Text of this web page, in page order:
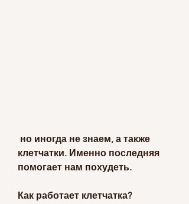
клетчатки. Именно последняя
помогает нам похудеть.
Как работает клетчатка?